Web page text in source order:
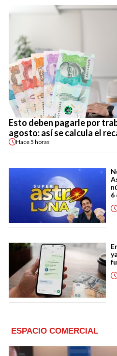
Esto deben pagarle por
agosto: así se calcula el
Hace5 horas
6